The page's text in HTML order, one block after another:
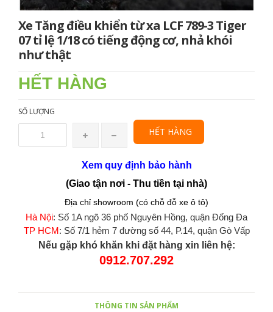
Xe Tăng điều khiển từ xa LCF 789-3 Tiger
07 tỉ lệ 1/18 có tiếng động cơ, nhả khói
như thật
HẾT HÀNG
SỐ LƯỢNG
HẾT HÀNG
Xem quy định bảo hành
(Giao tận nơi - Thu tiền tại nhà)
Địa chỉ showroom (có chỗ đỗ xe ô tô)
Hà Nội: Số 1A ngõ 36 phố Nguyên Hồng, quận Đống Đa
TP HCM : Số 7/1 hẻm 7 đường số 44, P.14, quận Gò Vấp
Nếu gặp khó khăn khi đặt hàng xin liên hệ:
0912.707.292
THÔNG TIN SẢN PHẨM